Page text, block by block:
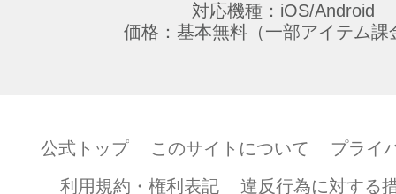
対応機種：iOS/Android
価格：基本無料（一部アイテム課
公式トップ このサイトについて
プライ
利用規約・権利表記
違反行為に対する